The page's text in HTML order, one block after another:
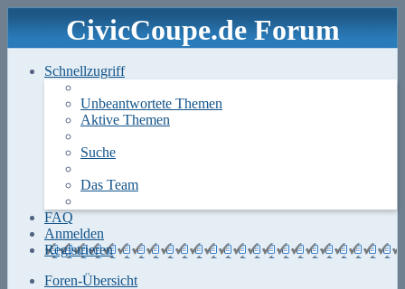
CivicCoupe.de Forum
Schnellzugriff
Unbeantwortete Themen
Aktive Themen
Suche
Das Team
FAQ
Anmelden
Registrieren
Foren-Übersicht